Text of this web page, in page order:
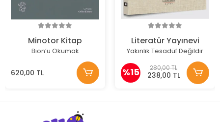
Minotor Kitap
Bion’u Okumak
620,00 TL
Literatür Yayınevi
Yakınlık Tesadüf Değildir
%15 280,00 TL
238,00 TL